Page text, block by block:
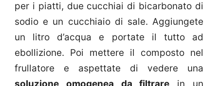
per i piatti, due cucchiai di bicarbonato di
sodio e un cucchiaio di sale. Aggiungete
un litro d’acqua e portate il tutto ad
ebollizione. Poi mettere il composto nel
frullatore e aspettate di vedere una